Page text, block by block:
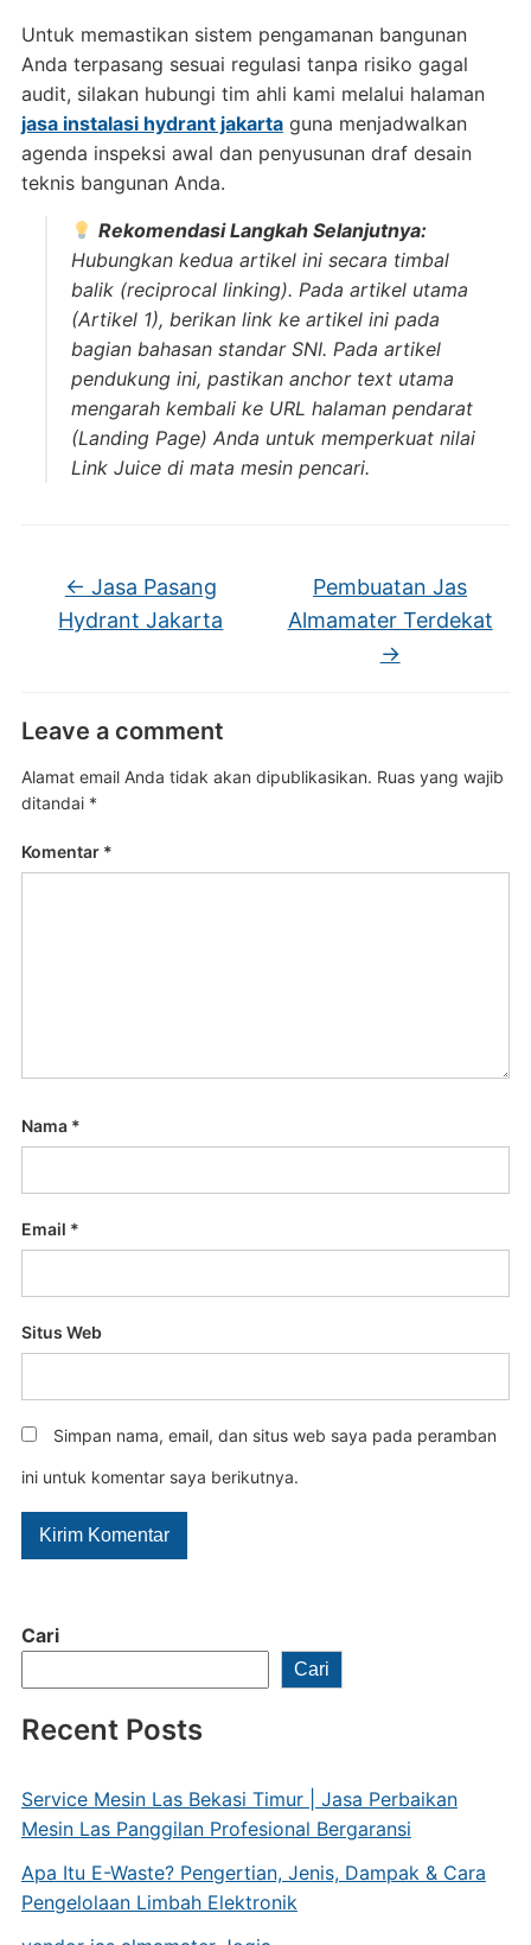
Cari
Cari
Recent Posts
Service Mesin Las Bekasi Timur | Jasa Perbaikan
Mesin Las Panggilan Profesional Bergaransi
Apa Itu E-Waste? Pengertian, Jenis, Dampak & Cara
Pengelolaan Limbah Elektronik
Untuk memastikan sistem pengamanan bangunan
Anda terpasang sesuai regulasi tanpa risiko gagal
audit, silakan hubungi tim ahli kami melalui halaman
jasa instalasi hydrant jakartaguna menjadwalkan
agenda inspeksi awal dan penyusunan draf desain
teknis bangunan Anda.
Rekomendasi Langkah Selanjutnya:
Hubungkan kedua artikel ini secara timbal
balik (reciprocal linking). Pada artikel utama
(Artikel 1), berikan link ke artikel ini pada
bagian bahasan standar SNI. Pada artikel
pendukung ini, pastikan anchor textutama
mengarah kembali ke URL halaman pendarat
(Landing Page) Anda untuk memperkuat nilai
Link Juicedi mata mesin pencari.
← Jasa Pasang
Hydrant Jakarta
Pembuatan Jas
Almamater Terdekat
→
Leave a comment
Alamat email Anda tidak akan dipublikasikan. Ruas yang wajib
ditandai *
Komentar *
Nama *
Email *
Situs Web
Simpan nama, email, dan situs web saya pada peramban
ini untuk komentar saya berikutnya.